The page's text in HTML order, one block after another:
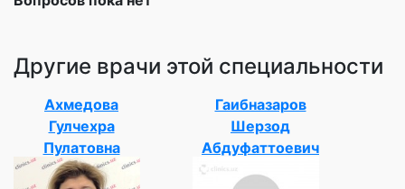
Другие врачи этой специальности
Ахмедова
Гулчехра
Пулатовна
Гаибназаров
Шерзод
Абдуфаттоевич